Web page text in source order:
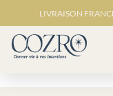
LIVRAISON